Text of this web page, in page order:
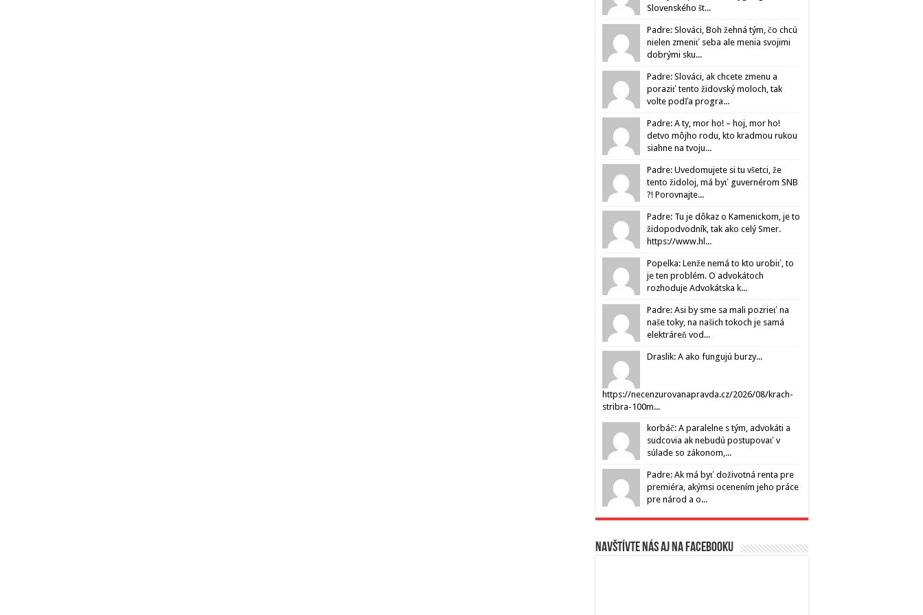
Slovenského št...
Padre: Slováci, Boh žehná tým, čo chcú
nielen zmeniť seba ale menia svojimi
dobrými sku...
Padre: Slováci, ak chcete zmenu a
poraziť tento židovský moloch, tak
volte podľa progra...
Padre: A ty, mor ho! – hoj, mor ho!
detvo môjho rodu, kto kradmou rukou
siahne na tvoju...
Padre: Uvedomujete si tu všetci, že
tento židoloj, má byť guvernérom SNB
?! Porovnajte...
Padre: Tu je dôkaz o Kamenickom, je to
židopodvodník, tak ako celý Smer.
https://www.hl...
Popelka: Lenže nemá to kto urobiť, to
je ten problém. O advokátoch
rozhoduje Advokátska k...
Padre: Asi by sme sa mali pozrieť na
naše toky, na našich tokoch je samá
elektráreň vod...
Draslik: A ako fungujú burzy...
https://necenzurovanapravda.cz/2026/08/krach-
stribra-100m...
korbáč: A paralelne s tým, advokáti a
sudcovia ak nebudú postupovať v
súlade so zákonom,...
Padre: Ak má byť doživotná renta pre
premiéra, akýmsi ocenením jeho práce
pre národ a o...
Navštívte nás aj na Facebooku